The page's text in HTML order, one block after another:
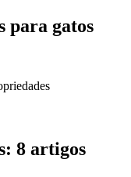
para gatos
8 artigos